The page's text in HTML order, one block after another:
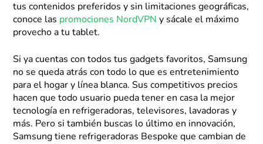
tus contenidos preferidos y sin limitaciones geográficas,
conoce las promociones NordVPN y sácale el máximo
provecho a tu tablet.
Si ya cuentas con todos tus gadgets favoritos, Samsung
no se queda atrás con todo lo que es entretenimiento
para el hogar y línea blanca. Sus competitivos precios
hacen que todo usuario pueda tener en casa la mejor
tecnología en refrigeradoras, televisores, lavadoras y
más. Pero si también buscas lo último en innovación,
Samsung tiene refrigeradoras Bespoke que cambian de